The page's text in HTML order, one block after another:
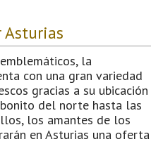
Asturias
la
con una gran variedad
gracias a su ubicación
del norte hasta las
los amantes de los
en Asturias una oferta